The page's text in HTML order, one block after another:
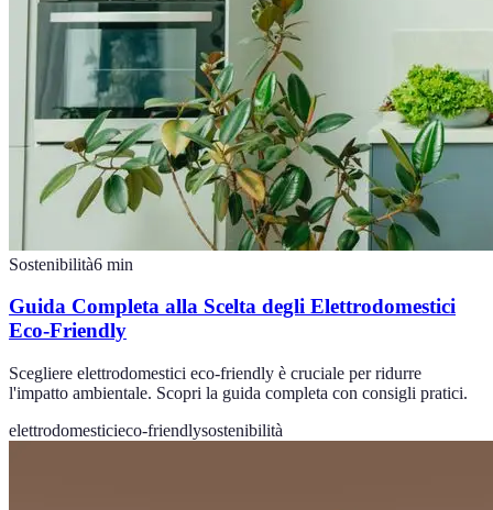
Sostenibilità6 min
Guida Completa alla Scelta degli Elettrodomestici
Eco-Friendly
Scegliere elettrodomestici eco-friendly è cruciale per ridurre
l'impatto ambientale. Scopri la guida completa con consigli pratici.
elettrodomesticieco-friendlysostenibilità